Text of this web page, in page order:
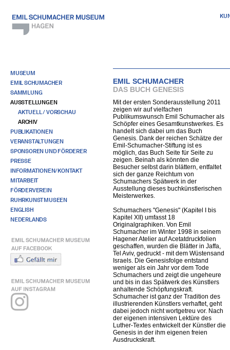
MUSEUM
EMIL SCHUMACHER
SAMMLUNG
AUSSTELLUNGEN
AKTUELL / VORSCHAU
ARCHIV
PUBLIKATIONEN
VERANSTALTUNGEN
SPONSOREN UND FÖRDERER
PRESSE
INFORMATIONEN/KONTAKT
MITARBEIT
FÖRDERVEREIN
RUHRKUNSTMUSEEN
ENGLISH
NEDERLANDS
EMIL SCHUMACHER
DAS BUCH GENESIS
Mit der ersten Sonderausstellung 2011
zeigen wir auf vielfachen
Publikumswunsch Emil Schumacher als
Schöpfer eines Gesamtkunstwerkes. Es
handelt sich dabei um das Buch
Genesis. Dank der reichen Schätze der
Emil-Schumacher-Stiftung ist es
möglich, das Buch Seite für Seite zu
zeigen. Beinah als könnten die
Besucher selbst darin blättern, entfaltet
sich der ganze Reichtum von
Schumachers Spätwerk in der
Ausstellung dieses buchkünstlerischen
Meisterwerkes.
Schumachers "Genesis" (Kapitel I bis
Kapitel XII) umfasst 18
Originalgraphiken. Von Emil
Schumacher im Winter 1998 in seinem
Hagener Atelier auf Acetatdruckfolien
geschaffen, wurden die Blätter in Jaffa,
Tel Aviv, gedruckt - mit dem Wüstensand
Israels. Die Genesisfolge entstand
weniger als ein Jahr vor dem Tode
Schumachers und zeigt die ungeheure
und bis in das Spätwerk des Künstlers
anhaltende Schöpfungskraft.
Schumacher ist ganz der Tradition des
illustrierenden Künstlers verhaftet, geht
dabei jedoch nicht wortgetreu vor. Nach
der eigenen intensiven Lektüre des
Luther-Textes entwickelt der Künstler die
Genesis in der ihm eigenen freien
Ausdruckskraft.